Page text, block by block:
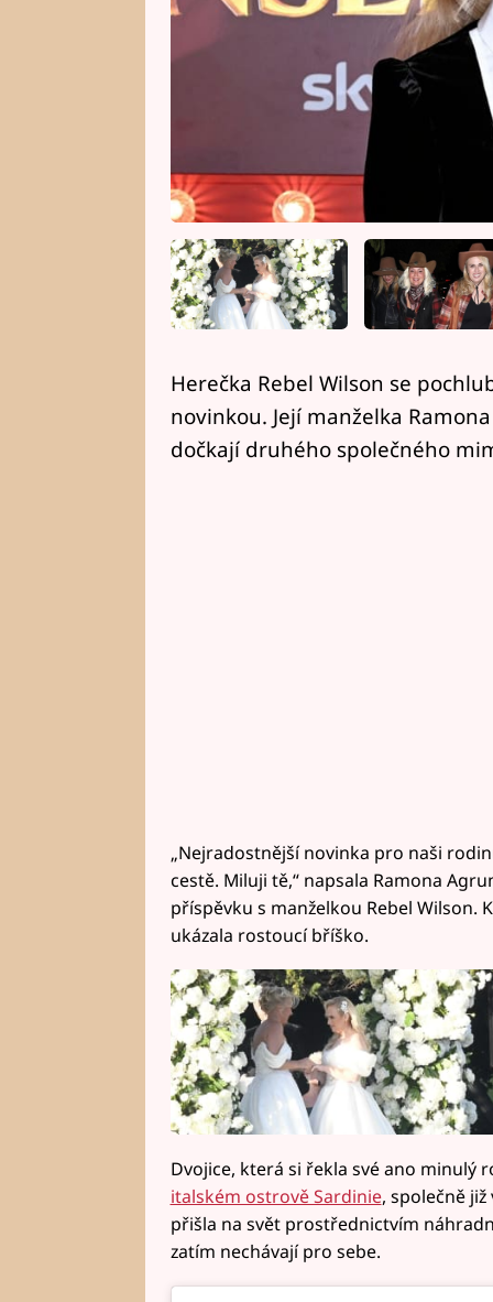
Herečka Rebel Wilson se
novinkou. Její manželka
dočkají druhého společného
„Nejradostnější novinka pro naši
cestě. Miluji tě,“ napsala Ramona
příspěvku s manželkou Rebel Wilson.
ukázala rostoucí bříško.
Dvojice, která si řekla své ano minulý
italském ostrově Sardinie, společně
přišla na svět prostřednictvím
zatím nechávají pro sebe.